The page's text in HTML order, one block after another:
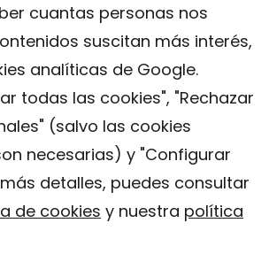
cuantas personas nos
suscitan más interés,
analíticas de Google.
todas las cookies", "Rechazar
(salvo las cookies
necesarias) y "Configurar
detalles, puedes consultar
de cookies y nuestra política